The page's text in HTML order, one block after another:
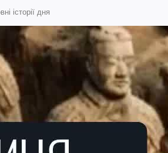
історії дня